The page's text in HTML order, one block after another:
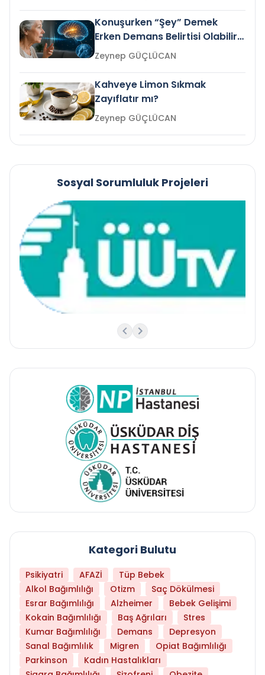
Konuşurken “Şey” Demek
Erken Demans Belirtisi Olabilir
mi?
Zeynep GÜÇLÜCAN
Kahveye Limon Sıkmak
Zayıflatır mı?
Zeynep GÜÇLÜCAN
Sosyal Sorumluluk Projeleri
Kategori Bulutu
Psikiyatri AFAZİ
Tüp Bebek
Alkol Bağımlılığı
Otizm
Saç Dökülmesi
Esrar Bağımlılığı
Alzheimer
Bebek Gelişimi
Kokain Bağımlılığı
Baş Ağrıları
Stres
Kumar Bağımlılığı
Demans
Depresyon
Sanal Bağımlılık
Migren
Opiat Bağımlılığı
Parkinson
Kadın Hastalıkları